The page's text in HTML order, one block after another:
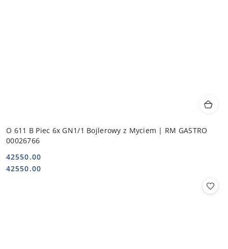
O 611 B Piec 6x GN1/1 Bojlerowy z Myciem | RM GASTRO
00026766
Cena:
42550.00
Cena:
42550.00